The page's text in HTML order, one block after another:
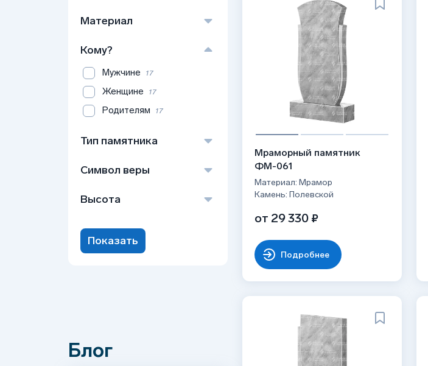
Материал
Кому?
Мужчине 17
Женщине 17
Родителям 17
Тип памятника
Символ веры
Крест
Высота
120 17
Показать
Блог
Мраморный памятник
ФМ-061
Материал: Мрамор
Камень: Полевской
от 29 330 ₽
Подробнее